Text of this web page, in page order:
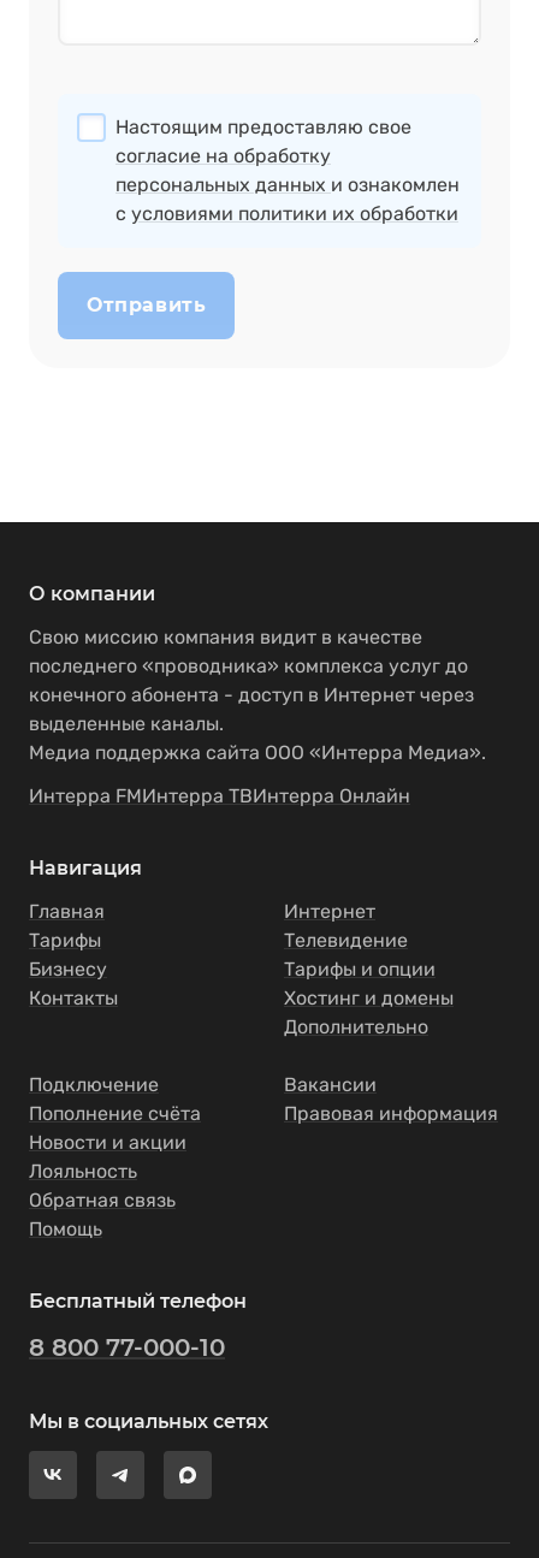
Настоящим предоставляю свое
согласие на обработку
персональных данных и ознакомлен
с условиями политики их обработки
Отправить
О компании
Свою миссию компания видит в качестве
последнего «проводника» комплекса услуг до
конечного абонента - доступ в Интернет через
выделенные каналы.
Медиа поддержка сайта ООО «Интерра Медиа».
Интерра FMИнтерра ТВИнтерра Онлайн
Навигация
Главная
Тарифы
Бизнесу
Контакты
Интернет
Телевидение
Тарифы и опции
Хостинг и домены
Дополнительно
Подключение
Пополнение счёта
Новости и акции
Лояльность
Обратная связь
Помощь
Вакансии
Правовая информация
Бесплатный телефон
8 800 77-000-10
Мы в социальных сетях